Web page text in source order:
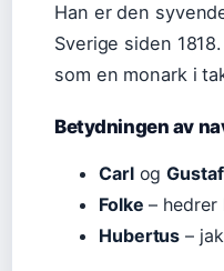
Han er den
Sverige siden
som en monark i
Betydningen av
CarlogGustaf
Folke – hedrer
Hubertus –